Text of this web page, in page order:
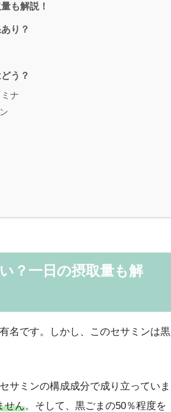
も解説！
り？
う？
ナ
？一日の摂取量も解
名です。しかし、このセサミンは黒
サミンの構成成分で成り立っていま
せん。そして、黒ごまの50％程度を